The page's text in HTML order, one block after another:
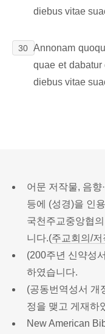
diebus vitae
30 Annonam
quae et
diebus vitae
어문 저작물, 음향
등에 (성경)을 인
국천주교중앙협
니다.(주교회의/
(200주년 신약성
하였습니다.
(공동번역성서 개
정을 맺고 게재하
New American